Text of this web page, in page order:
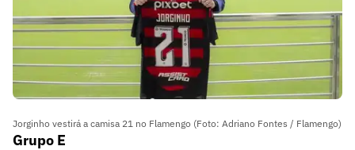
Jorginho vestirá a camisa 21 no Flamengo (Foto: Adriano Fontes / Flamengo)
Grupo E